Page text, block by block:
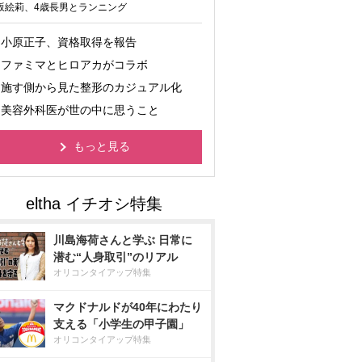
絵莉、4歳長男とランニング
小原正子、資格取得を報告
ファミマとヒロアカがコラボ
施す側から見た整形のカジュアル化
美容外科医が世の中に思うこと
もっと見る
川島海荷さんと学ぶ 日常に
潜む“人身取引”のリアル
オリコンタイアップ特集
マクドナルドが40年にわたり
支える「小学生の甲子園」
オリコンタイアップ特集